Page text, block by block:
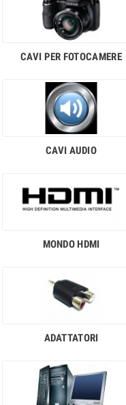
CAVI PER FOTOCAMERE
CAVI AUDIO
MONDO HDMI
ADATTATORI